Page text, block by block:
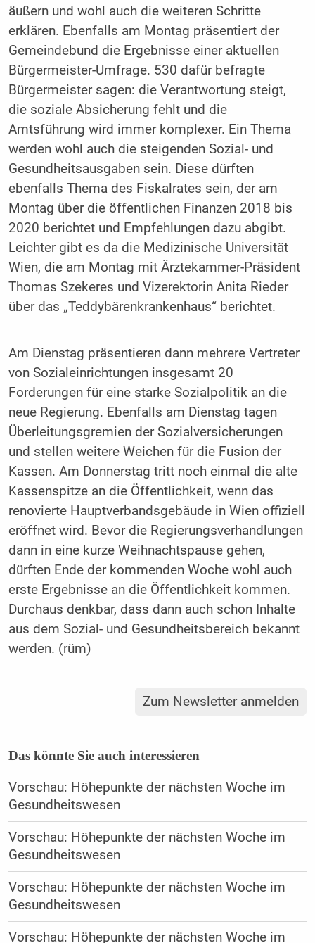
äußern und wohl auch die weiteren Schritte
erklären. Ebenfalls am Montag präsentiert der
Gemeindebund die Ergebnisse einer aktuellen
Bürgermeister-Umfrage. 530 dafür befragte
Bürgermeister sagen: die Verantwortung steigt,
die soziale Absicherung fehlt und die
Amtsführung wird immer komplexer. Ein Thema
werden wohl auch die steigenden Sozial- und
Gesundheitsausgaben sein. Diese dürften
ebenfalls Thema des Fiskalrates sein, der am
Montag über die öffentlichen Finanzen 2018 bis
2020 berichtet und Empfehlungen dazu abgibt.
Leichter gibt es da die Medizinische Universität
Wien, die am Montag mit Ärztekammer-Präsident
Thomas Szekeres und Vizerektorin Anita Rieder
über das „Teddybärenkrankenhaus“ berichtet.
Am Dienstag präsentieren dann mehrere Vertreter
von Sozialeinrichtungen insgesamt 20
Forderungen für eine starke Sozialpolitik an die
neue Regierung. Ebenfalls am Dienstag tagen
Überleitungsgremien der Sozialversicherungen
und stellen weitere Weichen für die Fusion der
Kassen. Am Donnerstag tritt noch einmal die alte
Kassenspitze an die Öffentlichkeit, wenn das
renovierte Hauptverbandsgebäude in Wien offiziell
eröffnet wird. Bevor die Regierungsverhandlungen
dann in eine kurze Weihnachtspause gehen,
dürften Ende der kommenden Woche wohl auch
erste Ergebnisse an die Öffentlichkeit kommen.
Durchaus denkbar, dass dann auch schon Inhalte
aus dem Sozial- und Gesundheitsbereich bekannt
werden. (rüm)
Zum Newsletter anmelden
Das könnte Sie auch interessieren
Vorschau: Höhepunkte der nächsten Woche im
Gesundheitswesen
Vorschau: Höhepunkte der nächsten Woche im
Gesundheitswesen
Vorschau: Höhepunkte der nächsten Woche im
Gesundheitswesen
Vorschau: Höhepunkte der nächsten Woche im